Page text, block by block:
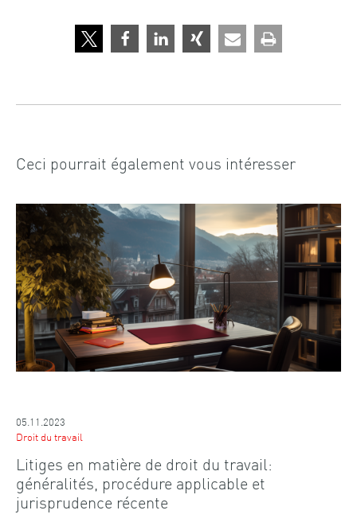
Ceci pourrait également vous intéresser
05.11.2023
Droit du travail
Litiges en matière de droit du travail:
généralités, procédure applicable et
jurisprudence récente